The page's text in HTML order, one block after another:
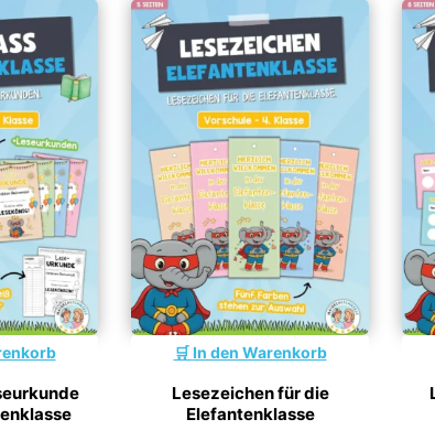
In den Warenkorb
Lesezeichen für die
Elefantenklasse